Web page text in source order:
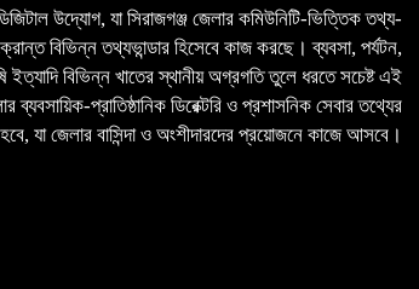
উদ্যোগ, যা সিরাজগঞ্জ জেলার কমিউনিটি-ভিত্তিক তথ্য-
বিভিন্ন তথ্যভান্ডার হিসেবে কাজ করছে। ব্যবসা, পর্যটন,
ইত্যাদি বিভিন্ন খাতের স্থানীয় অগ্রগতি তুলে ধরতে সচেষ্ট এই
ব্যবসায়িক-প্রাতিষ্ঠানিক ডিরেক্টরি ও প্রশাসনিক সেবার তথ্যের
যা জেলার বাসিন্দা ও অংশীদারদের প্রয়োজনে কাজে আসবে।